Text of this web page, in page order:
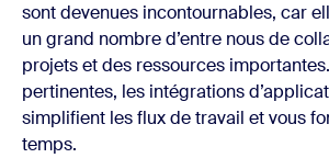
sont devenues incontournables, car
un grand nombre d’entre nous de
projets et des ressources
pertinentes, les intégrations
simplifient les flux de travail et vous
temps.